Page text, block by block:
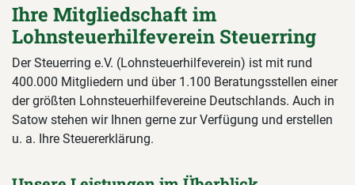
Ihre Mitgliedschaft im
Lohnsteuerhilfeverein Steuerring
Der Steuerring e.V. (Lohnsteuerhilfeverein) ist mit rund
400.000 Mitgliedern und über 1.100 Beratungsstellen einer
der größten Lohnsteuerhilfevereine Deutschlands. Auch in
Satow stehen wir Ihnen gerne zur Verfügung und erstellen
u. a. Ihre Steuererklärung.